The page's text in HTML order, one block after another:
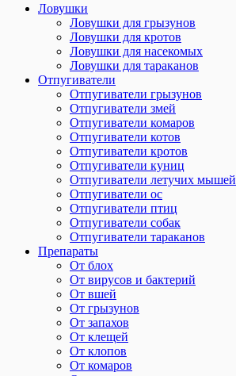
Ловушки
Ловушки для грызунов
Ловушки для кротов
Ловушки для насекомых
Ловушки для тараканов
Отпугиватели
Отпугиватели грызунов
Отпугиватели змей
Отпугиватели комаров
Отпугиватели котов
Отпугиватели кротов
Отпугиватели куниц
Отпугиватели летучих мышей
Отпугиватели ос
Отпугиватели птиц
Отпугиватели собак
Отпугиватели тараканов
Препараты
От блох
От вирусов и бактерий
От вшей
От грызунов
От запахов
От клещей
От клопов
От комаров